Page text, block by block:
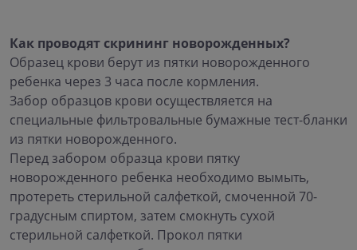
Как проводят скрининг новорожденных?
Образец крови берут из пятки новорожденного
ребенка через 3 часа после кормления.
Забор образцов крови осуществляется на
специальные фильтровальные бумажные тест-бланки
из пятки новорожденного.
Перед забором образца крови пятку
новорожденного ребенка необходимо вымыть,
протереть стерильной салфеткой, смоченной 70-
градусным спиртом, затем смокнуть сухой
стерильной салфеткой. Прокол пятки